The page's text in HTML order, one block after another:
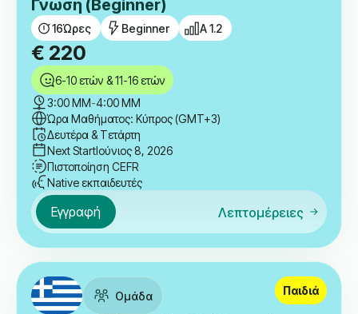
Γνώση (Beginner)
16Ώρες Beginner A 1.2
€ 220
6-10 ετών & 11-16 ετών
3:00 ΜΜ-4:00 ΜΜ
Ώρα Μαθήματος: Κύπρος (GMT+3)
Δευτέρα & Τετάρτη
Next StartΙούνιος 8, 2026
Πιστοποίηση CEFR
Native εκπαιδευτές
Εγγραφή Λεπτομέρειες
Ομάδα Παιδιά